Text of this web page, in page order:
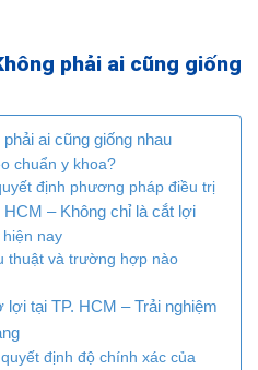
phải ai cũng giống
ai cũng giống nhau
chuẩn y khoa?
định phương pháp điều trị
– Không chỉ là cắt lợi
nay
thuật và trường hợp nào
tại TP. HCM – Trải nghiệm
định độ chính xác của